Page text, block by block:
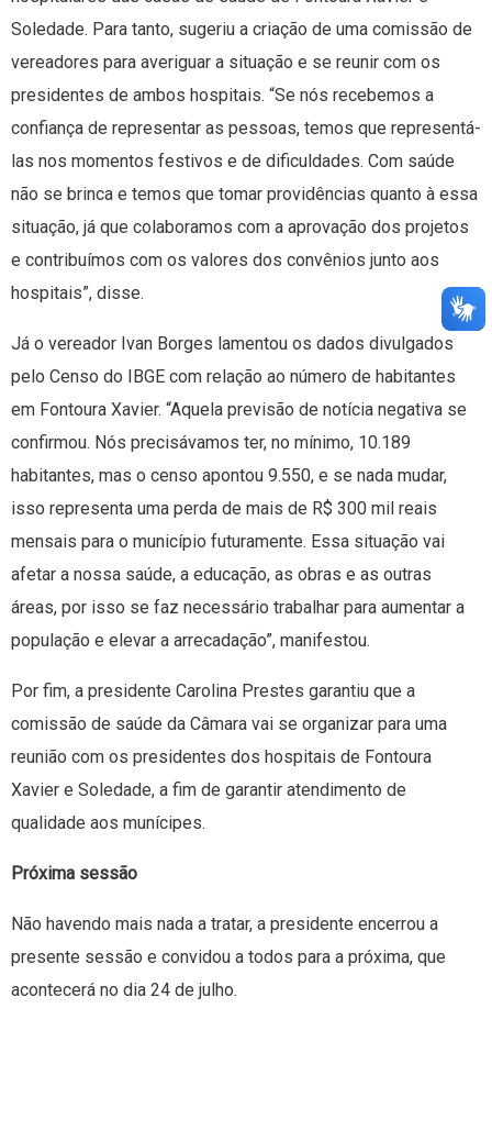
Soledade. Para tanto, sugeriu a criação de uma comissão de
vereadores para averiguar a situação e se reunir com os
presidentes de ambos hospitais. “Se nós recebemos a
confiança de representar as pessoas, temos que representá-
las nos momentos festivos e de dificuldades. Com saúde
não se brinca e temos que tomar providências quanto à essa
situação, já que colaboramos com a aprovação dos projetos
e contribuímos com os valores dos convênios junto aos
hospitais”, disse.
Já o vereador Ivan Borges lamentou os dados divulgados
pelo Censo do IBGE com relação ao número de habitantes
em Fontoura Xavier. “Aquela previsão de notícia negativa se
confirmou. Nós precisávamos ter, no mínimo, 10.189
habitantes, mas o censo apontou 9.550, e se nada mudar,
isso representa uma perda de mais de R$ 300 mil reais
mensais para o município futuramente. Essa situação vai
afetar a nossa saúde, a educação, as obras e as outras
áreas, por isso se faz necessário trabalhar para aumentar a
população e elevar a arrecadação”, manifestou.
Por fim, a presidente Carolina Prestes garantiu que a
comissão de saúde da Câmara vai se organizar para uma
reunião com os presidentes dos hospitais de Fontoura
Xavier e Soledade, a fim de garantir atendimento de
qualidade aos munícipes.
Próxima sessão
Não havendo mais nada a tratar, a presidente encerrou a
presente sessão e convidou a todos para a próxima, que
acontecerá no dia 24 de julho.